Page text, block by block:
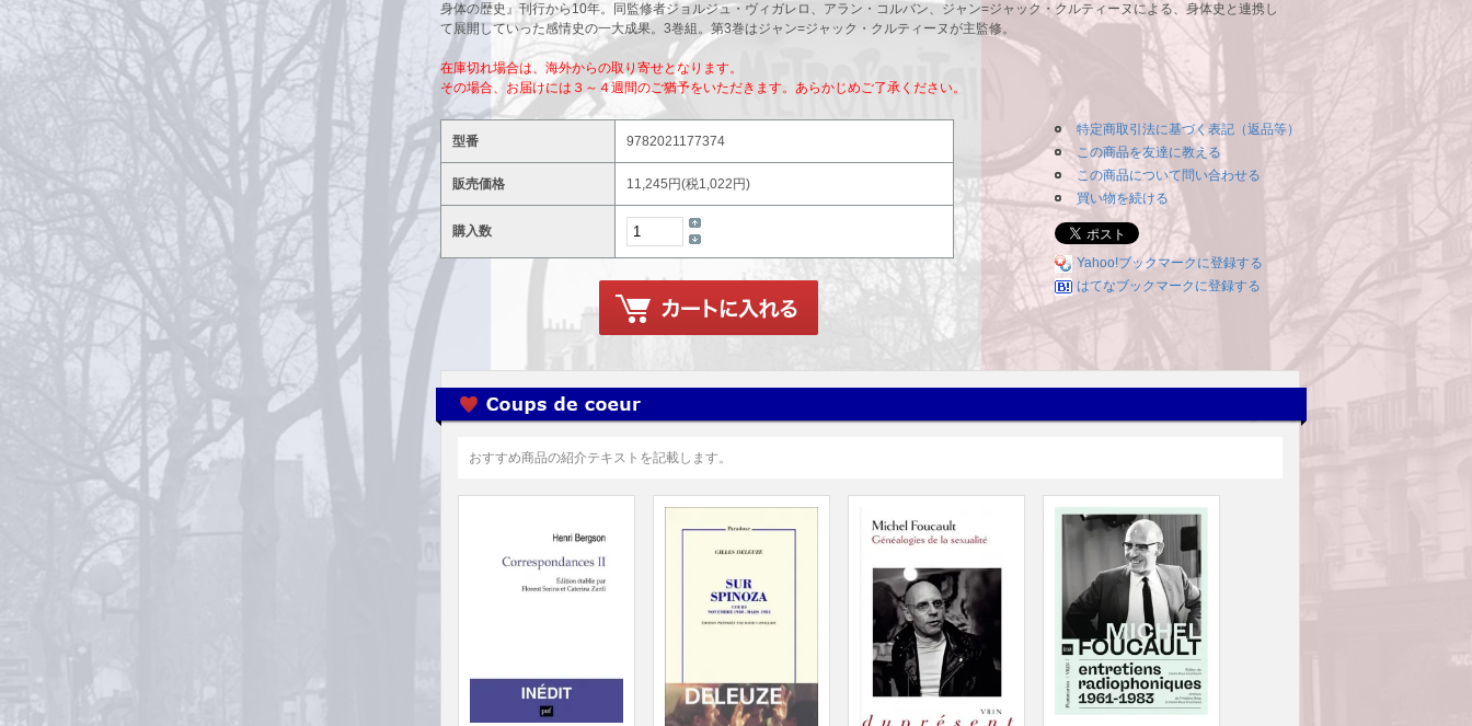
身体の歴史』刊行から10年。同監修者ジョルジュ・ヴィガレロ、アラン・コルバン、ジャン=ジャック・クルティーヌによる、身体史と連携し
て展開していった感情史の一大成果。3巻組。第3巻はジャン=ジャック・クルティーヌが主監修。
在庫切れ場合は、海外からの取り寄せとなります。
その場合、お届けには３～４週間のご猶予をいただきます。あらかじめご了承ください。
型番 9782021177374
販売価格 11,245円(税1,022円)
購入数
特定商取引法に基づく表記（返品等）
この商品を友達に教える
この商品について問い合わせる
買い物を続ける
Yahoo!ブックマークに登録する
はてなブックマークに登録する
おすすめ商品の紹介テキストを記載します。